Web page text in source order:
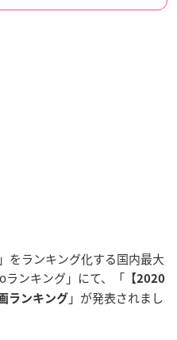
をランキング化する国内最大
ンキング」にて、「 【2020
ランキング 」が発表されまし